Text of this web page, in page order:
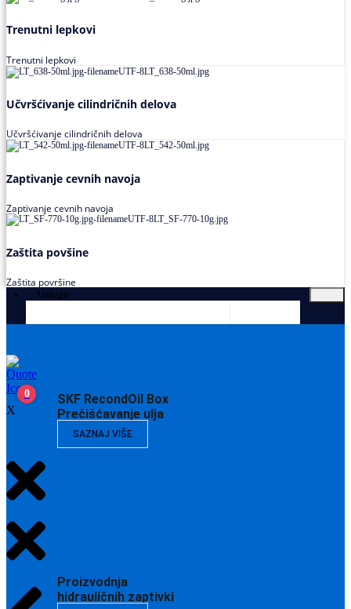
Trenutni lepkovi
Trenutni lepkovi
Učvršćivanje cilindričnih delova
Učvršćivanje cilindričnih delova
Zaptivanje cevnih navoja
Zaptivanje cevnih navoja
Zaštita povšine
Zaštita površine
Usluge
SKF RecondOil Box
Prečišćavanje ulja
SAZNAJ VIŠE
Proizvodnja
hidrauličnih zaptivki
0
X